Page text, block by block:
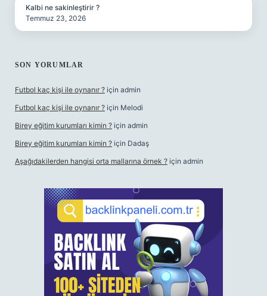
Kalbi ne sakinleştirir ?
Temmuz 23, 2026
SON YORUMLAR
Futbol kaç kişi ile oynanır ? için admin
Futbol kaç kişi ile oynanır ? için Melodi
Birey eğitim kurumları kimin ? için admin
Birey eğitim kurumları kimin ? için Dadaş
Aşağıdakilerden hangisi orta mallarına örnek ? için admin